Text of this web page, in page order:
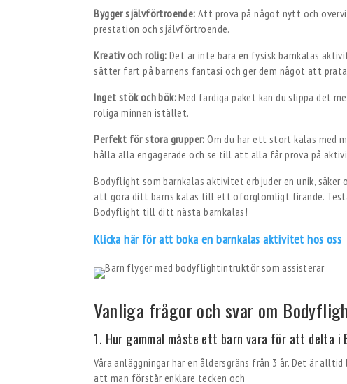
Bygger självförtroende: Att prova på något nytt och
prestation och självförtroende.
Kreativ och rolig: Det är inte bara en fysisk barnkalas
sätter fart på barnens fantasi och ger dem något att
Inget stök och bök:Med färdiga paket kan du slippa det
roliga minnen istället.
Perfekt för stora grupper: Om du har ett stort kalas med
hålla alla engagerade och se till att alla får prova på
Bodyflight som barnkalas aktivitet erbjuder en unik,
att göra ditt barns kalas till ett oförglömligt firande.
Bodyflight till ditt nästa barnkalas!
Klicka här för att boka en barnkalas aktivitet hos oss
Vanliga frågor och svar om
1. Hur gammal måste ett barn vara för att delta i
Våra anläggningar har en åldersgräns från 3 år. Det är
att man förstår enklare tecken och